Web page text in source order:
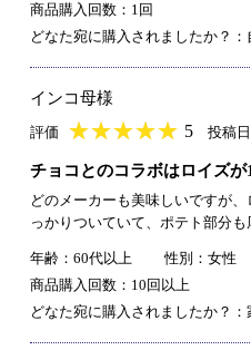
商品購入回数：1回
どなた宛に購入されましたか？：
インコ母様
評価 ★★★★★
★★★★★ 5 投稿
チョコとのコラボはロイズが
どのメーカーも美味しいですが
っかりついていて、ポテト部分も
年齢：60代以上
性別：女性
商品購入回数：10回以上
どなた宛に購入されましたか？：